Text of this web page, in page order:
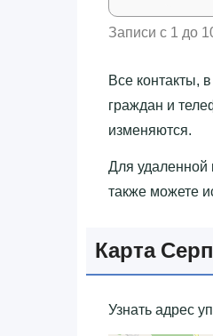
Записи с 1 до
Все контакты,
граждан и
изменяются.
Для удаленной
также можете
Карта
Узнать адрес